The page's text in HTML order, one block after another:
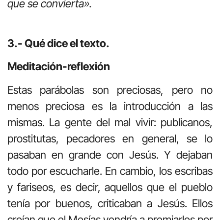
que se convierta».
3.- Qué dice el texto.
Meditación-reflexión
Estas parábolas son preciosas, pero no
menos preciosa es la introducción a las
mismas. La gente del mal vivir: publicanos,
prostitutas, pecadores en general, se lo
pasaban en grande con Jesús. Y dejaban
todo por escucharle. En cambio, los escribas
y fariseos, es decir, aquellos que el pueblo
tenía por buenos, criticaban a Jesús. Ellos